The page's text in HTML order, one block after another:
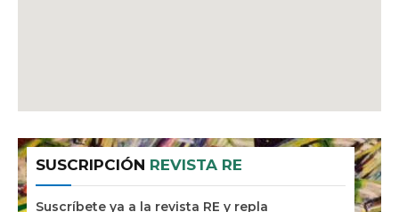
SUSCRIPCIÓN REVISTA RE
Suscríbete ya a la revista RE y repla